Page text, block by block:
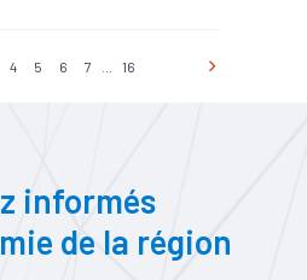
4 5 6 7 16
informés
de la région